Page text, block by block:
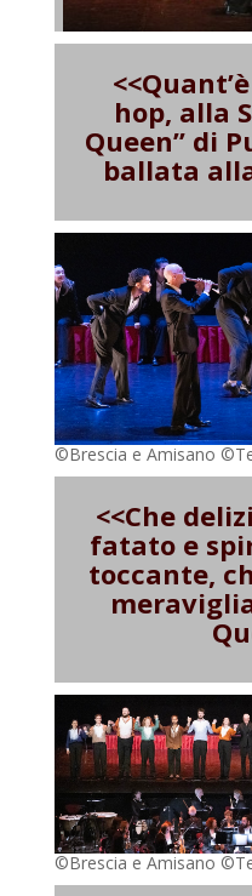
hop, alla
Queen” di
ballata
©Brescia e Amisano
<<Che
fatato e
toccante,
©Brescia e Amisano